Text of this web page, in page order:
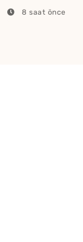
Noktaları
8 saat önce